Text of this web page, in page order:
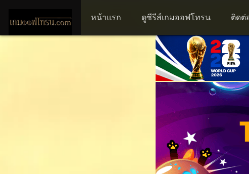
หน้าแรก ดูซีรีส์เกมออฟโทรน ติดต่